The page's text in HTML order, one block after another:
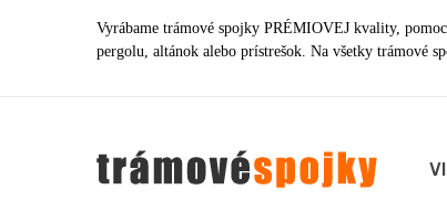
Vyrábame trámové spojky PRÉMIOVEJ kvality,
pergolu, altánok alebo prístrešok. Na všetky trámové